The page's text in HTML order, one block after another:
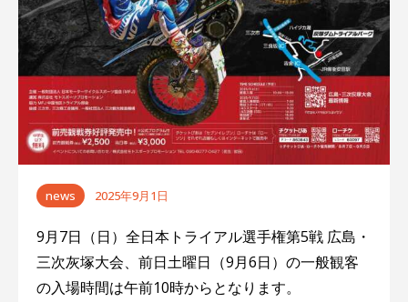
news 2025年9月1日
9月7日（日）全日本トライアル選手権第5戦 広島・
三次灰塚大会、前日土曜日（9月6日）の一般観客
の入場時間は午前10時からとなります。